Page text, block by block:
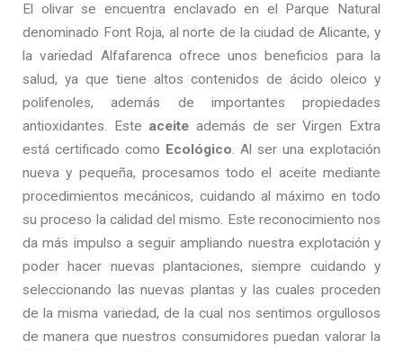
El olivar se encuentra enclavado en el Parque Natural
denominado Font Roja, al norte de la ciudad de Alicante, y
la variedad Alfafarenca ofrece unos beneficios para la
salud, ya que tiene altos contenidos de ácido oleico y
polifenoles, además de importantes propiedades
antioxidantes. Este aceite además de ser Virgen Extra
está certificado como Ecológico. Al ser una explotación
nueva y pequeña, procesamos todo el aceite mediante
procedimientos mecánicos, cuidando al máximo en todo
su proceso la calidad del mismo. Este reconocimiento nos
da más impulso a seguir ampliando nuestra explotación y
poder hacer nuevas plantaciones, siempre cuidando y
seleccionando las nuevas plantas y las cuales proceden
de la misma variedad, de la cual nos sentimos orgullosos
de manera que nuestros consumidores puedan valorar la